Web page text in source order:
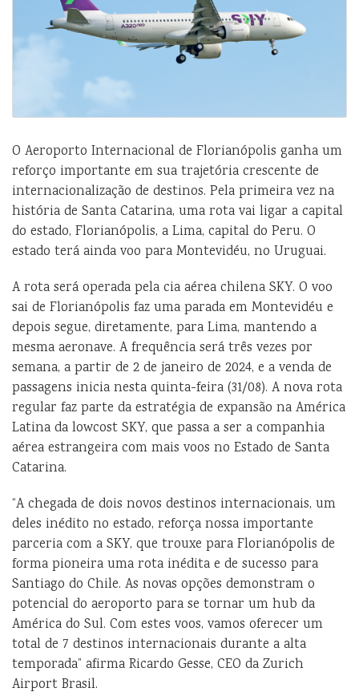
O Aeroporto Internacional de Florianópolis ganha um
reforço importante em sua trajetória crescente de
internacionalização de destinos. Pela primeira vez na
história de Santa Catarina, uma rota vai ligar a capital
do estado, Florianópolis, a Lima, capital do Peru. O
estado terá ainda voo para Montevidéu, no Uruguai.
A rota será operada pela cia aérea chilena SKY. O voo
sai de Florianópolis faz uma parada em Montevidéu e
depois segue, diretamente, para Lima, mantendo a
mesma aeronave. A frequência será três vezes por
semana, a partir de 2 de janeiro de 2024, e a venda de
passagens inicia nesta quinta-feira (31/08). A nova rota
regular faz parte da estratégia de expansão na América
Latina da lowcost SKY, que passa a ser a companhia
aérea estrangeira com mais voos no Estado de Santa
Catarina.
“A chegada de dois novos destinos internacionais, um
deles inédito no estado, reforça nossa importante
parceria com a SKY, que trouxe para Florianópolis de
forma pioneira uma rota inédita e de sucesso para
Santiago do Chile. As novas opções demonstram o
potencial do aeroporto para se tornar um hub da
América do Sul. Com estes voos, vamos oferecer um
total de 7 destinos internacionais durante a alta
temporada” afirma Ricardo Gesse, CEO da Zurich
Airport Brasil.